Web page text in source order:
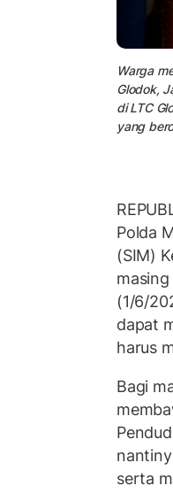
Warga
Glodok,
di LTC
yang
Polda
(SIM)
(1/6/
dapat
harus
Bagi
serta